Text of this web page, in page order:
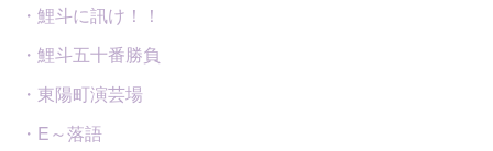
・鯉斗に訊け！！
・鯉斗五十番勝負
・東陽町演芸場
・E～落語